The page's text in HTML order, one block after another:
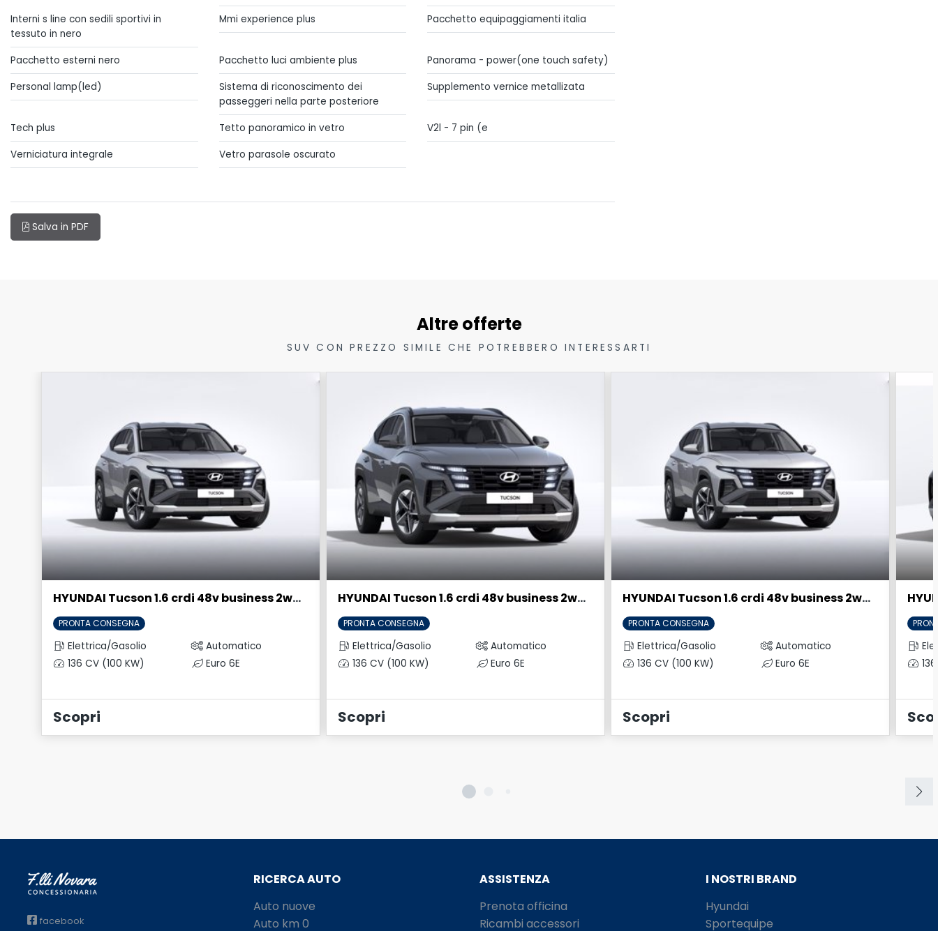
Interni s line con sedili sportivi in
tessuto in nero
Mmi experience plus Pacchetto equipaggiamenti italia
Pacchetto esterni nero Pacchetto luci ambiente plus
Panorama - power(one touch safety)
Personal lamp(led)
Sistema di riconoscimento dei
passeggeri nella parte posteriore
Supplemento vernice metallizata
Tech plus Tetto panoramico in vetro
V2l - 7 pin (e
Verniciatura integrale
Vetro parasole oscurato
Salva in PDF
Altre offerte
SUV CON PREZZO SIMILE CHE POTREBBERO INTERESSARTI
HYUNDAI Tucson 1.6 crdi 48v business 2wd dct
PRONTA CONSEGNA
Elettrica/Gasolio
Automatico
136 CV (100 KW)
Euro 6E
Scopri
HYUNDAI Tucson 1.6 crdi 48v business 2wd dct
PRONTA CONSEGNA
Elettrica/Gasolio
Automatico
136 CV (100 KW)
Euro 6E
Scopri
HYUNDAI Tucson 1.6 crdi 48v business 2wd dct
PRONTA CONSEGNA
Elettrica/Gasolio
Automatico
136 CV (100 KW)
Euro 6E
Scopri
facebook
RICERCA AUTO
Auto nuove
Auto km 0
ASSISTENZA
Prenota officina
Ricambi accessori
I NOSTRI BRAND
Hyundai
Sportequipe